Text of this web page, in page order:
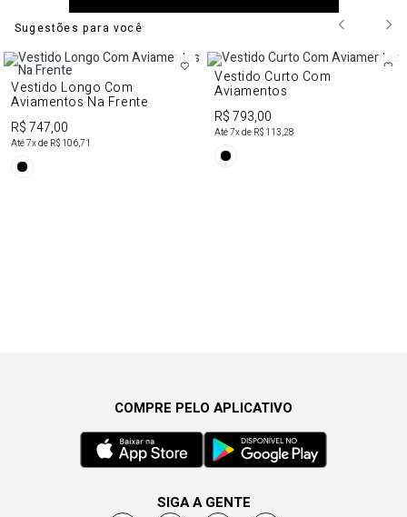
Sugestões para você
Vestido Longo Com
Aviamentos Na Frente
R$ 747,00
Até7x de R$ 106,71
Vestido Curto Com
Aviamentos
R$ 793,00
Até7x de R$ 113,28
COMPRE PELO APLICATIVO
SIGA A GENTE